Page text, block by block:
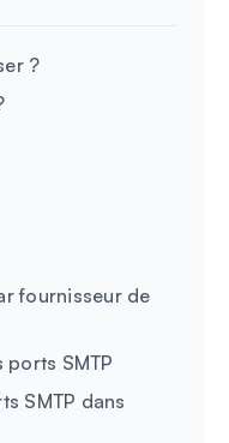
?
fournisseur de
SMTP
SMTP dans